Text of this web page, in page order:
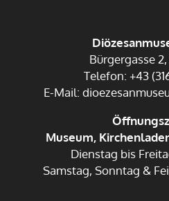
Bürgergasse 2,
Telefon: +43
E-Mail:
Museum,
Dienstag bis
Samstag, Sonntag &